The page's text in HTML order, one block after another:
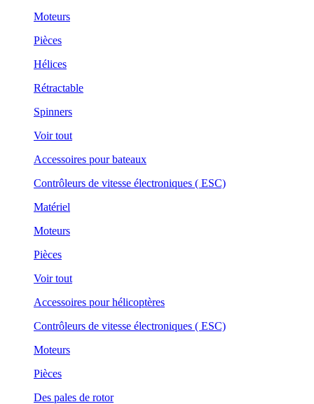
Moteurs
Pièces
Hélices
Rétractable
Spinners
Voir tout
Accessoires pour bateaux
Contrôleurs de vitesse électroniques ( ESC)
Matériel
Moteurs
Pièces
Voir tout
Accessoires pour hélicoptères
Contrôleurs de vitesse électroniques ( ESC)
Moteurs
Pièces
Des pales de rotor